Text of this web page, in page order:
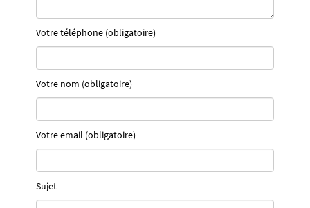
Votre téléphone (obligatoire)
Votre nom (obligatoire)
Votre email (obligatoire)
Sujet